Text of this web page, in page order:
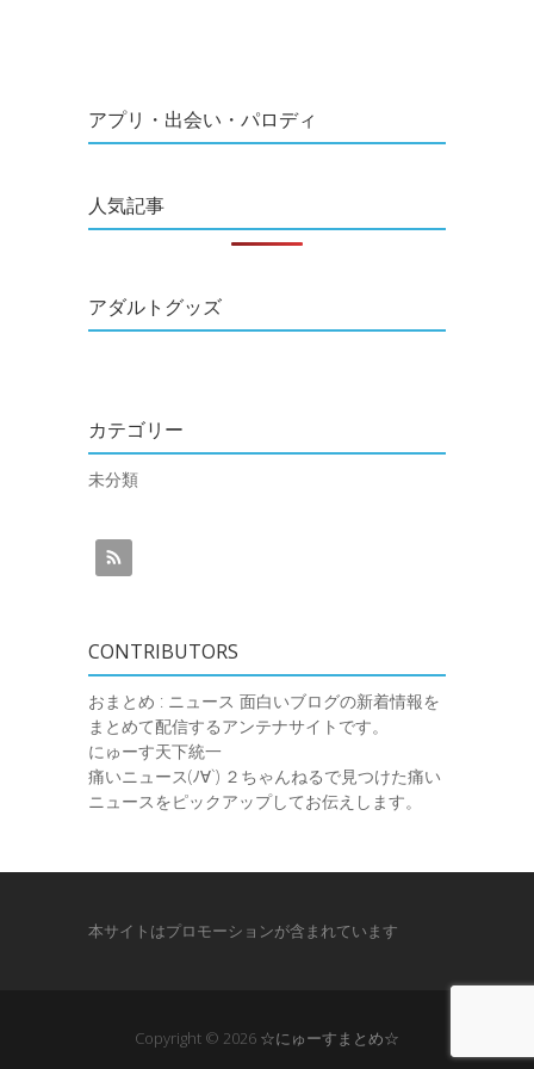
アプリ・出会い・パロディ
人気記事
アダルトグッズ
カテゴリー
未分類
CONTRIBUTORS
おまとめ : ニュース 面白いブログの新着情報を
まとめて配信するアンテナサイトです。
にゅーす天下統一
痛いニュース(ﾉ∀`) ２ちゃんねるで見つけた痛い
ニュースをピックアップしてお伝えします。
本サイトはプロモーションが含まれています
Copyright © 2026 ☆にゅーすまとめ☆